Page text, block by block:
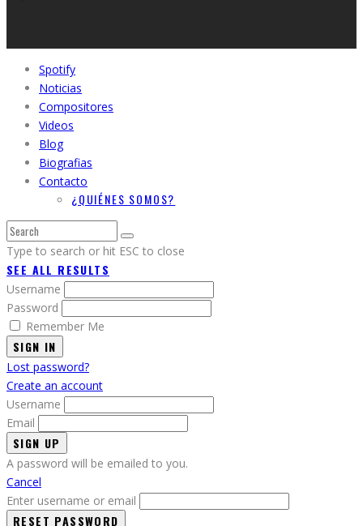
Spotify
Noticias
Compositores
Videos
Blog
Biografias
Contacto
¿QUIÉNES SOMOS?
Type to search or hit ESC to close
SEE ALL RESULTS
Username
Password
Remember Me
SIGN IN
Lost password?
Create an account
Username
Email
A password will be emailed to you.
Cancel
Enter username or email